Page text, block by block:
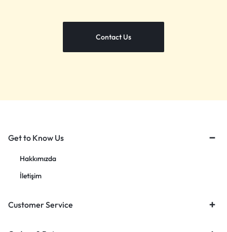
Contact Us
Get to Know Us
Hakkımızda
İletişim
Customer Service